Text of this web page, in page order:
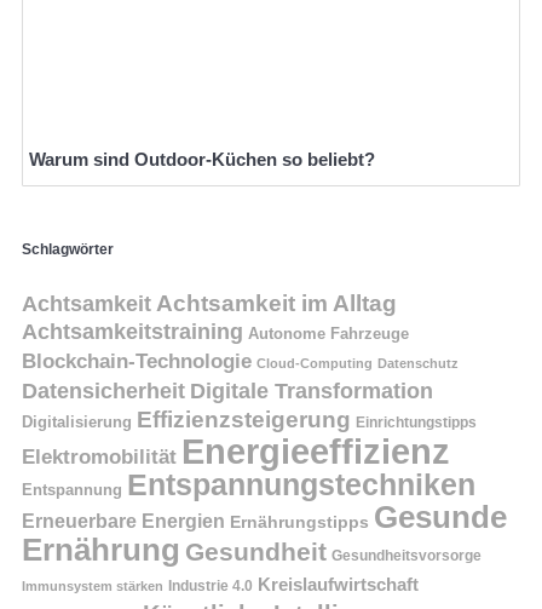
Warum sind Outdoor-Küchen so beliebt?
Schlagwörter
Achtsamkeit Achtsamkeit im Alltag
Achtsamkeitstraining Autonome Fahrzeuge
Blockchain-Technologie Cloud-Computing Datenschutz
Datensicherheit Digitale Transformation
Digitalisierung Effizienzsteigerung Einrichtungstipps
Elektromobilität Energieeffizienz
Entspannung Entspannungstechniken
Erneuerbare Energien Ernährungstipps Gesunde
Ernährung Gesundheit Gesundheitsvorsorge
Immunsystem stärken Industrie 4.0 Kreislaufwirtschaft